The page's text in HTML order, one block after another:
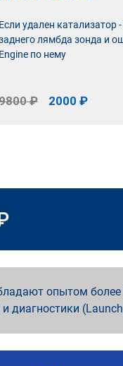
Если удален катализатор
лямбда зонда и
Engine по нему
₽ 2000 ₽
опытом
диагностики